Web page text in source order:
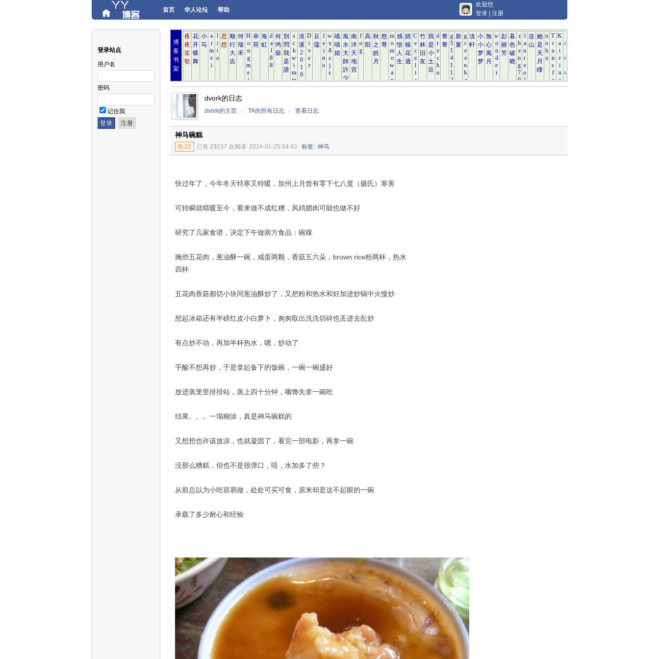
首页 华人论坛 帮助
欢迎您
登录
注册
登录站点
用户名
密码
记住我
博
客
书
架
dvork的日志
dvork的主页 » TA的所有日志 » 查看日志
神马碗糕
热22 已有 29237 次阅读 2014-01-25 04:43 标签: 神马
快过年了，今年冬天特寒又特暖，加州上月曾有零下七八度（摄氏）寒害
可转瞬就晴暖至今，看来做不成红糟，风鸡腊肉可能也做不好
研究了几家食谱，决定下午做南方食品：碗稞
腌些五花肉，葱油酥一碗，咸蛋两颗，香菇五六朵，brown rice粉两杯，热水
四杯
五花肉香菇都切小块同葱油酥炒了，又把粉和热水和好加进炒锅中火慢炒
想起冰箱还有半磅红皮小白萝卜，匆匆取出洗洗切碎也丢进去乱炒
有点炒不动，再加半杯热水，嗯，炒动了
手酸不想再炒，于是拿起备下的饭碗，一碗一碗盛好
放进蒸笼里排排站，蒸上四十分钟，嘴馋先拿一碗吃
结果。。。一塌糊涂，真是神马碗糕的
又想想也许该放凉，也就凝固了，看完一部电影，再拿一碗
没那么糟糕，但也不是很弹口，唔，水加多了些？
从前总以为小吃容易做，处处可买可食，原来却是这不起眼的一碗
承载了多少耐心和经验